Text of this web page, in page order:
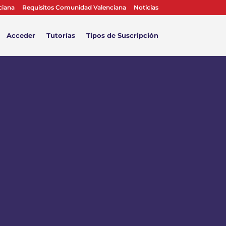
Requisitos Comunidad Valenciana Noticias
Acceder Tutorías Tipos de Suscripción